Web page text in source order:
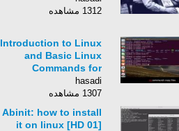
1312 مشاهده
Introduction to Linux
and Basic Linux
Commands for
Beginners
hasadi
1307 مشاهده
Abinit: how to install
it on linux [HD 01]